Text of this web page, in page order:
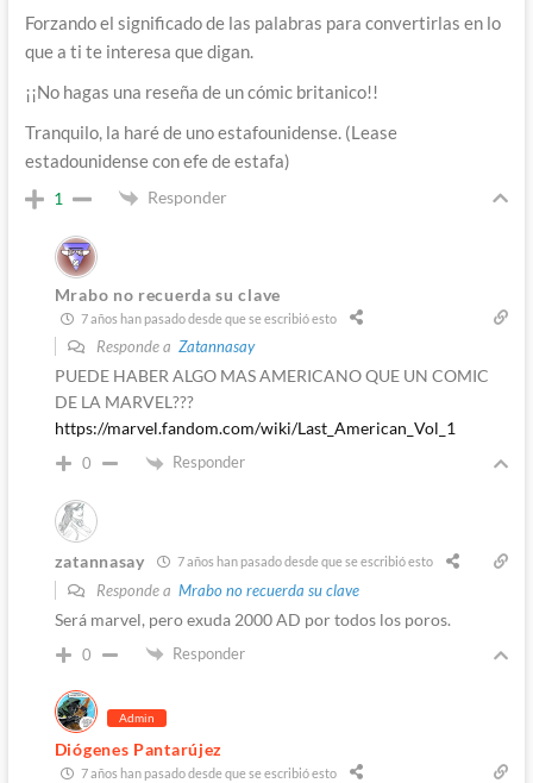
Forzando el significado de las palabras para convertirlas en lo
que a ti te interesa que digan.
¡¡No hagas una reseña de un cómic britanico!!
Tranquilo, la haré de uno estafounidense. (Lease
estadounidense con efe de estafa)
1 Responder
Mrabo no recuerda su clave
7 años han pasado desde que se escribió esto
Responde a Zatannasay
PUEDE HABER ALGO MAS AMERICANO QUE UN COMIC
DE LA MARVEL???
https://marvel.fandom.com/wiki/Last_American_Vol_1
0 Responder
zatannasay 7 años han pasado desde que se escribió esto
Responde a Mrabo no recuerda su clave
Será marvel, pero exuda 2000 AD por todos los poros.
0 Responder
Admin
Diógenes Pantarújez
7 años han pasado desde que se escribió esto